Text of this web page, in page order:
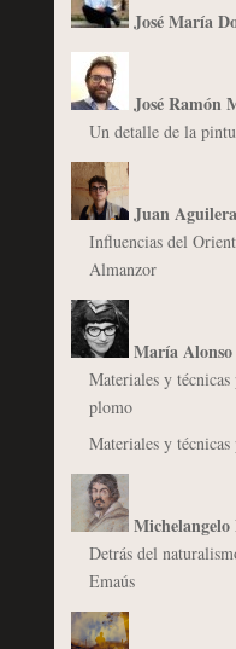
José María
José Ramón
Un detalle de la
Juan
Influencias del
Almanzor
María
Materiales y
plomo
Materiales y
Detrás del
Emaús